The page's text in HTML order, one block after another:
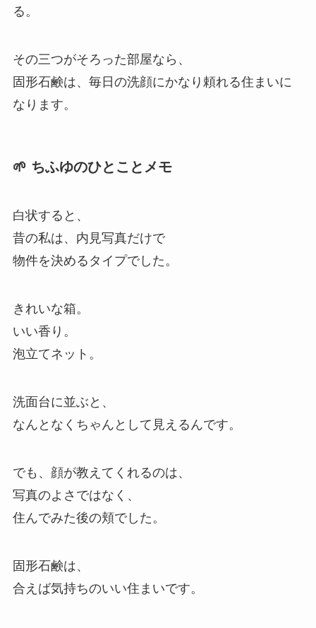
る。
その三つがそろった部屋なら、
固形石鹸は、毎日の洗顔にかなり頼れる住まいに
なります。
🌱 ちふゆのひとことメモ
白状すると、
昔の私は、内見写真だけで
物件を決めるタイプでした。
きれいな箱。
いい香り。
泡立てネット。
洗面台に並ぶと、
なんとなくちゃんとして見えるんです。
でも、顔が教えてくれるのは、
写真のよさではなく、
住んでみた後の頬でした。
固形石鹸は、
合えば気持ちのいい住まいです。